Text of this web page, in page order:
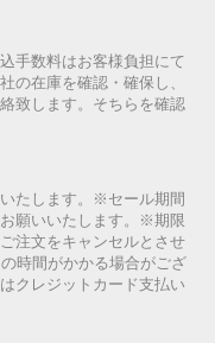
手数料はお客様負担にて
の在庫を確認・確保し、
致します。そちらを確認
たします。※セール期間
願いいたします。※期限
注文をキャンセルとさせ
時間がかかる場合がござ
クレジットカード支払い